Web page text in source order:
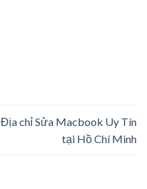
Địa chỉ Sửa Macbook Uy Tín
tại Hồ Chí Minh